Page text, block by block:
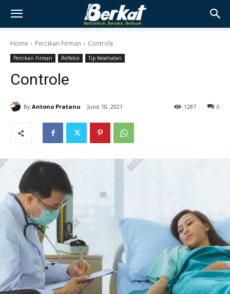
Home Percikan Firman Controle
Percikan Firman Refleksi Tip Kesehatan
Controle
By Antono Pratanu June 10, 2021 0
1287